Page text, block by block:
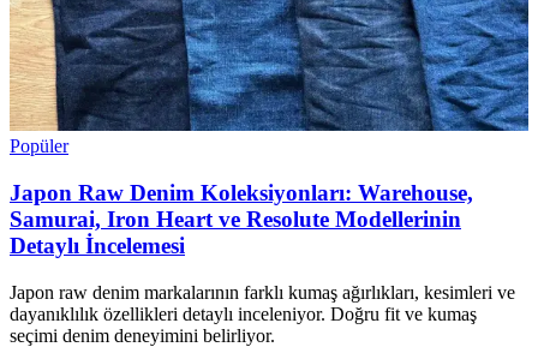
Popüler
Japon Raw Denim Koleksiyonları: Warehouse,
Samurai, Iron Heart ve Resolute Modellerinin
Detaylı İncelemesi
Japon raw denim markalarının farklı kumaş ağırlıkları, kesimleri ve
dayanıklılık özellikleri detaylı inceleniyor. Doğru fit ve kumaş
seçimi denim deneyimini belirliyor.